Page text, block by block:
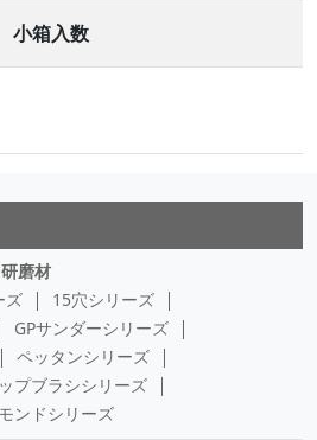
小箱入数
磨材
ズ
15穴シリーズ
GPサンダーシリーズ
ペッタンシリーズ
プブラシシリーズ
ンドシリーズ